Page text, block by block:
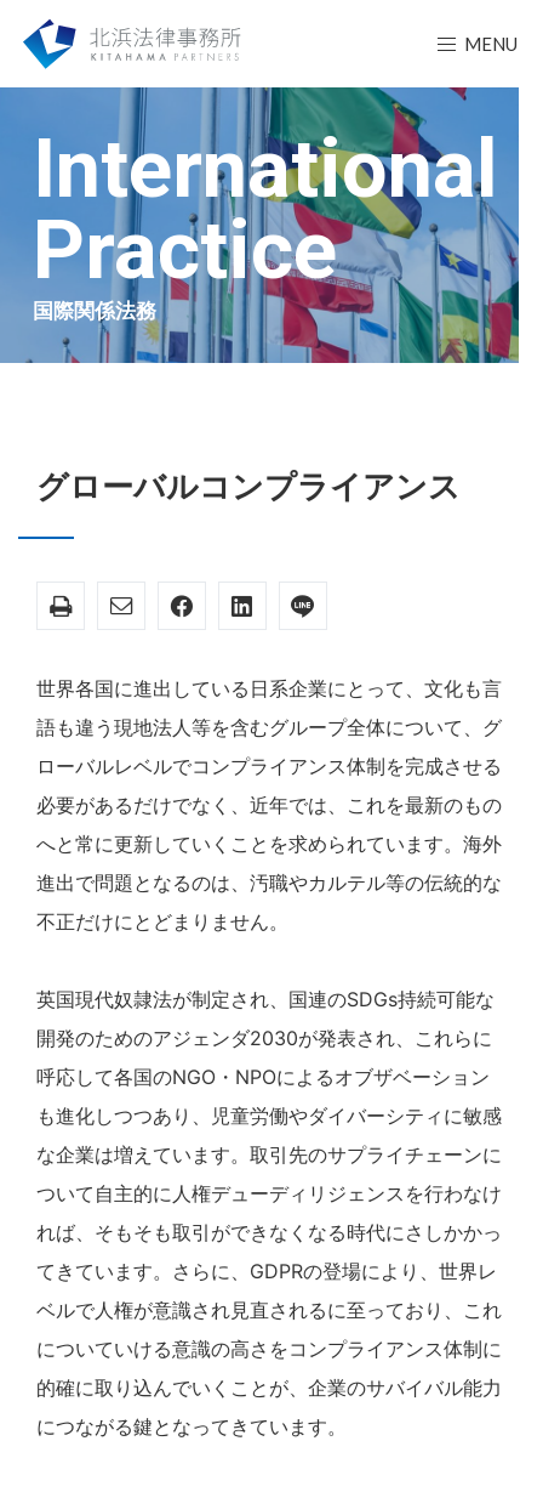
MENU
International
Practice
国際関係法務
グローバルコンプライアンス
世界各国に進出している日系企業にとって、文化も言
語も違う現地法人等を含むグループ全体について、グ
ローバルレベルでコンプライアンス体制を完成させる
必要があるだけでなく、近年では、これを最新のもの
へと常に更新していくことを求められています。海外
進出で問題となるのは、汚職やカルテル等の伝統的な
不正だけにとどまりません。
英国現代奴隷法が制定され、国連のSDGs持続可能な
開発のためのアジェンダ2030が発表され、これらに
呼応して各国のNGO・NPOによるオブザベーション
も進化しつつあり、児童労働やダイバーシティに敏感
な企業は増えています。取引先のサプライチェーンに
ついて自主的に人権デューディリジェンスを行わなけ
れば、そもそも取引ができなくなる時代にさしかかっ
てきています。さらに、GDPRの登場により、世界レ
ベルで人権が意識され見直されるに至っており、これ
についていける意識の高さをコンプライアンス体制に
的確に取り込んでいくことが、企業のサバイバル能力
につながる鍵となってきています。